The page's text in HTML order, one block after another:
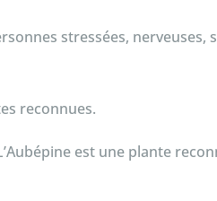
stressées,
reconnues.
est une plante